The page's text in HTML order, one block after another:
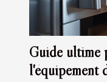
Guide ultime
l'équipement